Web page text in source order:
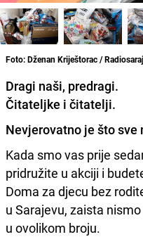
Foto: Dženan Kriještorac /
Dragi naši, predragi.
Čitateljke i čitatelji.
Nevjerovatno je što
Kada smo vas prije
pridružite u akciji i
Doma za djecu bez
u Sarajevu, zaista
u ovolikom broju.